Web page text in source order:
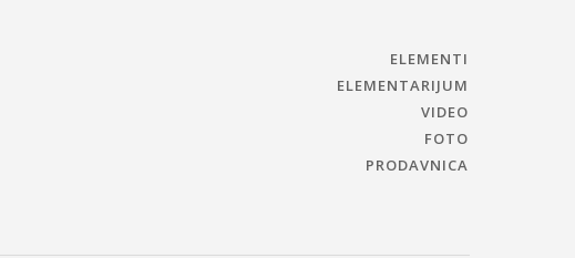
ELEMENTI
ELEMENTARIJUM
VIDEO
FOTO
PRODAVNICA